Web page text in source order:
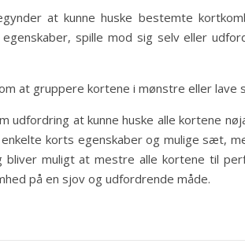
at kunne huske bestemte
spille mod sig selv eller
at gruppere kortene i mønstre eller
udfordring at kunne huske alle kortene
korts egenskaber og mulige sæt,
bliver muligt at mestre alle kortene til
på en sjov og udfordrende måde.